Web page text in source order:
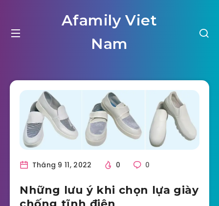
Afamily Viet
Nam
Tháng 9 11, 2022 0 0
Những lưu ý khi chọn lựa giày